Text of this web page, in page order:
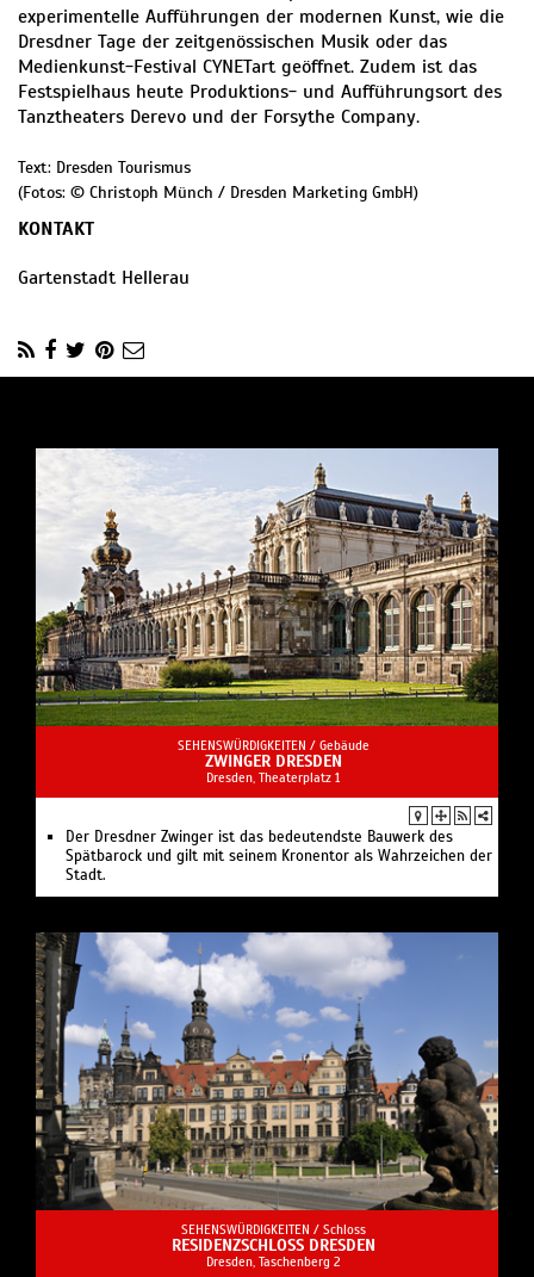
experimentelle Aufführungen der modernen Kunst, wie die
Dresdner Tage der zeitgenössischen Musik oder das
Medienkunst-Festival CYNETart geöffnet. Zudem ist das
Festspielhaus heute Produktions- und Aufführungsort des
Tanztheaters Derevo und der Forsythe Company.
Text: Dresden Tourismus
(Fotos: © Christoph Münch / Dresden Marketing GmbH)
KONTAKT
Gartenstadt Hellerau
SEHENSWÜRDIGKEITEN / Gebäude
ZWINGER DRESDEN
Dresden, Theaterplatz 1
Der Dresdner Zwinger ist das bedeutendste Bauwerk des
Spätbarock und gilt mit seinem Kronentor als Wahrzeichen der
Stadt.
SEHENSWÜRDIGKEITEN / Schloss
RESIDENZSCHLOSS DRESDEN
Dresden, Taschenberg 2